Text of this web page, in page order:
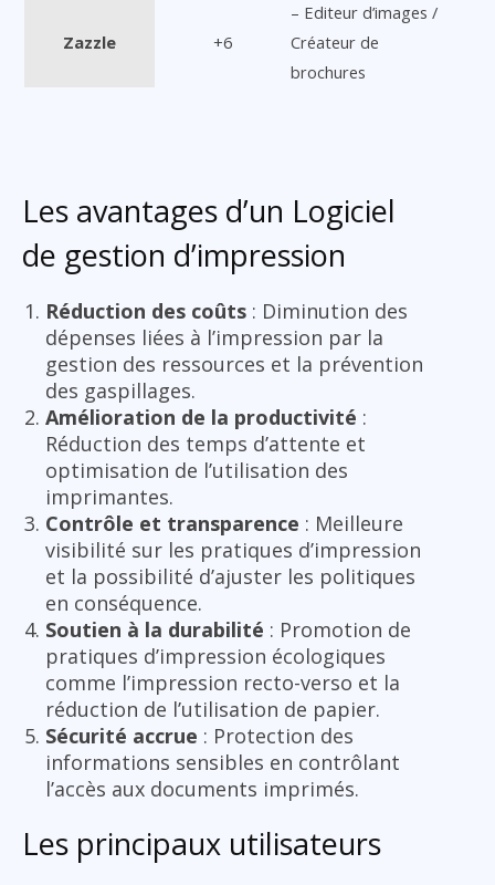
Zazzle +6
– Editeur d’images /
Créateur de
brochures
Les avantages d’un Logiciel
de gestion d’impression
Réduction des coûts : Diminution des
dépenses liées à l’impression par la
gestion des ressources et la prévention
des gaspillages.
Amélioration de la productivité :
Réduction des temps d’attente et
optimisation de l’utilisation des
imprimantes.
Contrôle et transparence : Meilleure
visibilité sur les pratiques d’impression
et la possibilité d’ajuster les politiques
en conséquence.
Soutien à la durabilité : Promotion de
pratiques d’impression écologiques
comme l’impression recto-verso et la
réduction de l’utilisation de papier.
Sécurité accrue : Protection des
informations sensibles en contrôlant
l’accès aux documents imprimés.
Les principaux utilisateurs